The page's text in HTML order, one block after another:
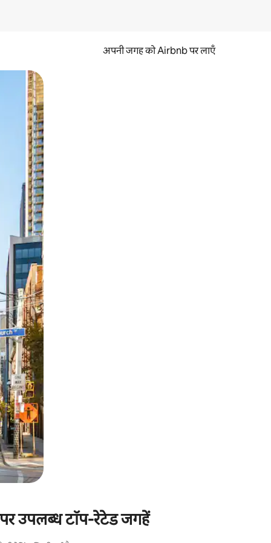
अपनी जगह को Airbnb पर लाएँ
उपलब्ध टॉप-रेटेड जगहें